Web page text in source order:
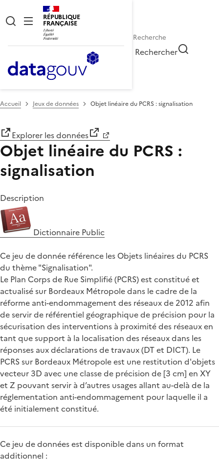
RÉPUBLIQUE
FRANÇAISE
Rechercher
Accueil Jeux de données Objet linéaire du PCRS : signalisation
Explorer les données
Objet linéaire du PCRS :
signalisation
Description
Dictionnaire Public
Ce jeu de donnée référence les Objets linéaires du PCRS
du thème "Signalisation".
Le Plan Corps de Rue Simplifié (PCRS) est constitué et
actualisé sur Bordeaux Métropole dans le cadre de la
réforme anti-endommagement des réseaux de 2012 afin
de servir de référentiel géographique de précision pour la
sécurisation des interventions à proximité des réseaux en
tant que support à la localisation des réseaux dans les
réponses aux déclarations de travaux (DT et DICT). Le
PCRS sur Bordeaux Métropole est une restitution d'objets
vecteur 3D avec une classe de précision de [3 cm] en XY
et Z pouvant servir à d’autres usages allant au-delà de la
réglementation anti-endommagement pour laquelle il a
été initialement constitué.
Ce jeu de données est disponible dans un format
additionnel :